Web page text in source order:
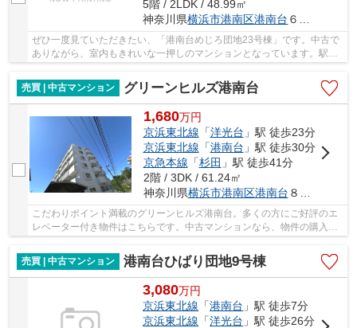
5階 / 2LDK / 48.99㎡
神奈川県横浜市港南区港南台 ６丁目1-23
ぜひ一度見ていただきたい、「港南台めじろ団地23号棟」です。中古で
ありながら、室内もきれいな一押しのマンションとなっています。駅ま
売買 | 中古マンション
グリーンヒルズ港南台
1,680万円
京浜東北線 「洋光台 」駅 徒歩23分
京浜東北線 「港南台 」駅 徒歩30分
京急本線 「杉田 」駅 徒歩41分
2階 / 3DK / 61.24㎡
神奈川県横浜市港南区港南台 ８丁目39-28
こだわりポイント満載のグリーンヒルズ港南台。多くの方にご好評のエ
レベーター付き物件はこちらです。中古マンションなら、物件の購入も
売買 | 中古マンション
港南台ひばり団地9号棟
3,080万円
京浜東北線 「港南台 」駅 徒歩7分
京浜東北線 「洋光台 」駅 徒歩26分